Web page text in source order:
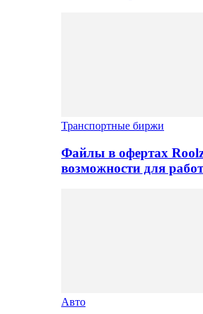
Транспортные биржи
Файлы в офертах
возможности для
Авто